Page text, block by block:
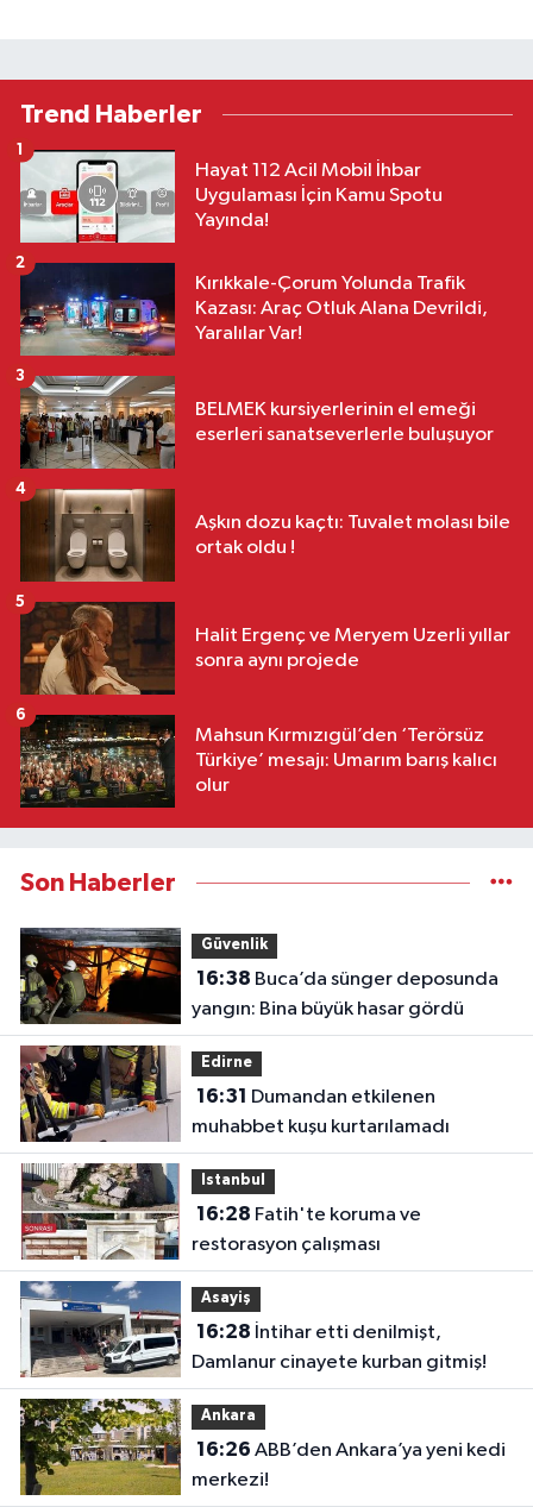
Trend Haberler
Hayat 112 Acil Mobil İhbar
Uygulaması İçin Kamu Spotu
Yayında!
1
Kırıkkale-Çorum Yolunda Trafik
Kazası: Araç Otluk Alana Devrildi,
Yaralılar Var!
2
BELMEK kursiyerlerinin el emeği
eserleri sanatseverlerle buluşuyor
3
Aşkın dozu kaçtı: Tuvalet molası bile
ortak oldu !
4
Halit Ergenç ve Meryem Uzerli yıllar
sonra aynı projede
5
Mahsun Kırmızıgül’den ‘Terörsüz
Türkiye’ mesajı: Umarım barış kalıcı
olur
6
Son Haberler
Güvenlik
16:38
yangın: Bina büyük hasar gördü
Edirne
16:31
muhabbet kuşu kurtarılamadı
Istanbul
16:28
restorasyon çalışması
Asayiş
16:28
Damlanur cinayete kurban gitmiş!
Ankara
16:26
merkezi!